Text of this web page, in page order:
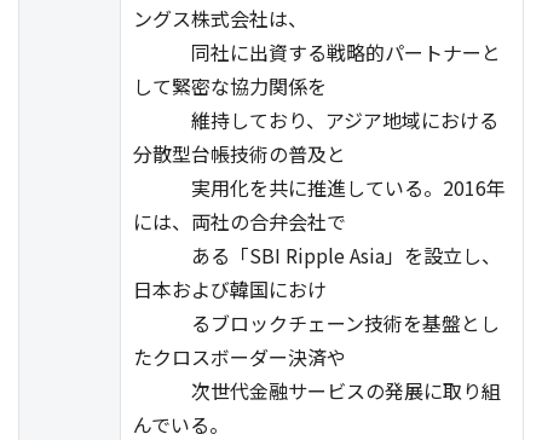
ングス株式会社は、
同社に出資する戦略的パートナーと
して緊密な協力関係を
維持しており、アジア地域における
分散型台帳技術の普及と
実用化を共に推進している。2016年
には、両社の合弁会社で
ある「SBI Ripple Asia」を設立し、
日本および韓国におけ
るブロックチェーン技術を基盤とし
たクロスボーダー決済や
次世代金融サービスの発展に取り組
んでいる。